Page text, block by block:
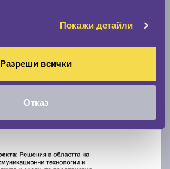
Покажи детайли
Разреши всички
Отказ